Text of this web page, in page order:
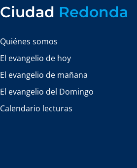
Ciudad Redonda
Quiénes somos
El evangelio de hoy
El evangelio de mañana
El evangelio del Domingo
Calendario lecturas